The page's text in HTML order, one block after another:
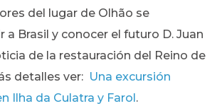
del lugar de Olhão se
a Brasil y conocer el futuro D. Juan
de la restauración del Reino de
detalles ver: Una excursión
Ilha da Culatra y Farol .